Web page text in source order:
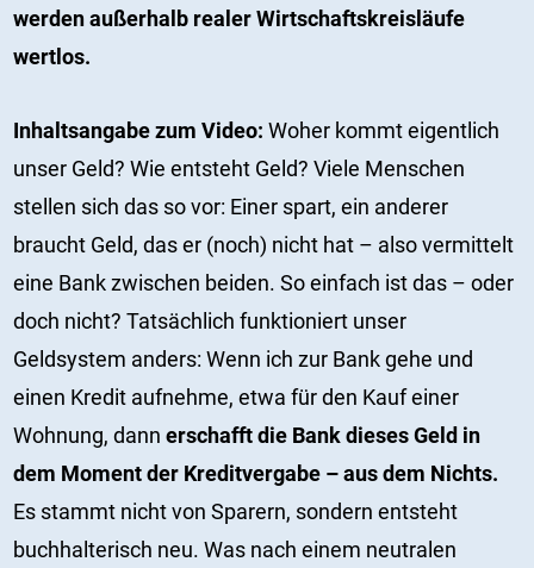
werden außerhalb realer Wirtschaftskreisläufe
wertlos.
Inhaltsangabe zum Video: Woher kommt eigentlich
unser Geld? Wie entsteht Geld? Viele Menschen
stellen sich das so vor: Einer spart, ein anderer
braucht Geld, das er (noch) nicht hat – also vermittelt
eine Bank zwischen beiden. So einfach ist das – oder
doch nicht? Tatsächlich funktioniert unser
Geldsystem anders: Wenn ich zur Bank gehe und
einen Kredit aufnehme, etwa für den Kauf einer
Wohnung, dannerschafft die Bank dieses Geld in
dem Moment der Kreditvergabe – aus dem Nichts.
Es stammt nicht von Sparern, sondern entsteht
buchhalterisch neu. Was nach einem neutralen